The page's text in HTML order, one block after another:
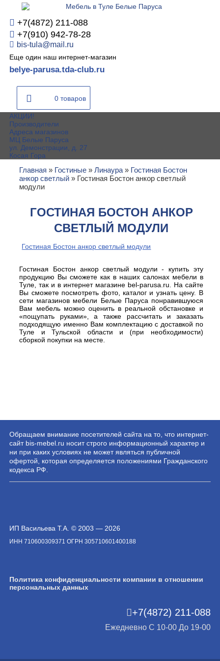
+7(4872) 211-088
+7(910) 942-78-28
bis-tula@mail.ru
Еще один наш интернет-магазин
belye-parusa.tda-club.ru
0 товаров
АКЦИИ!
Производители
Адреса магазинов
МЦ Белые Паруса
ул. Демонстрации, д. 27
Косая Гора
Главная » Гостиные »Линаура » Гостиная Бостон
анкор светлый » Гостиная Бостон анкор светлый
модули
ГОСТИНАЯ БОСТОН АНКОР
СВЕТЛЫЙ МОДУЛИ
Гостиная Бостон анкор светлый модули
Гостиная Бостон анкор светлый модули - купить эту
продукцию Вы сможете как в наших салонах мебели в
Туле, так и в интернет магазине bel-parusa.ru. На сайте
Вы сможете посмотреть фото, каталог и узнать цену. В
сети магазинов мебели Белые Паруса понравившуюся
Вам мебель можно оценить в реальной обстановке и
«пощупать руками», а также рассчитать и заказать
подходящую именно Вам комплектацию с доставкой по
Туле и Тульской области и (при необходимости)
сборкой покупки на месте.
Обращаем внимание посетителей сайта на то, что интернет-
сайт bis-mebel.ru носит строго информационный характер и
ни при каких условиях не может являться публичной
офертой, которая определяется положениями Гражданского
кодекса РФ.
ИП Васильева Т.А. © 2003 — 2026
ИНН 710600309371 ОГРН 305710601400188
Политика конфиденциальности компании в отношении
персональных данных
+7(4872) 211-088
Ежедневно С 10-00 До 19-00